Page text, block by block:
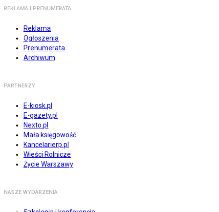
REKLAMA I PRENUMERATA
Reklama
Ogłoszenia
Prenumerata
Archiwum
PARTNERZY
E-kiosk.pl
E-gazety.pl
Nexto.pl
Mała księgowość
Kancelarierp.pl
Wieści Rolnicze
Życie Warszawy
NASZE WYDARZENIA